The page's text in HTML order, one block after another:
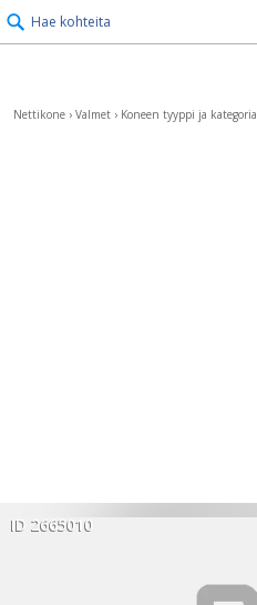
Hae kohteita
Nettikone › Valmet › Koneen tyyppi ja kategoria
ID 2665010